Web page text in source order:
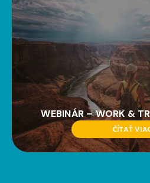
WEBINÁR – WORK &
ČÍTAŤ